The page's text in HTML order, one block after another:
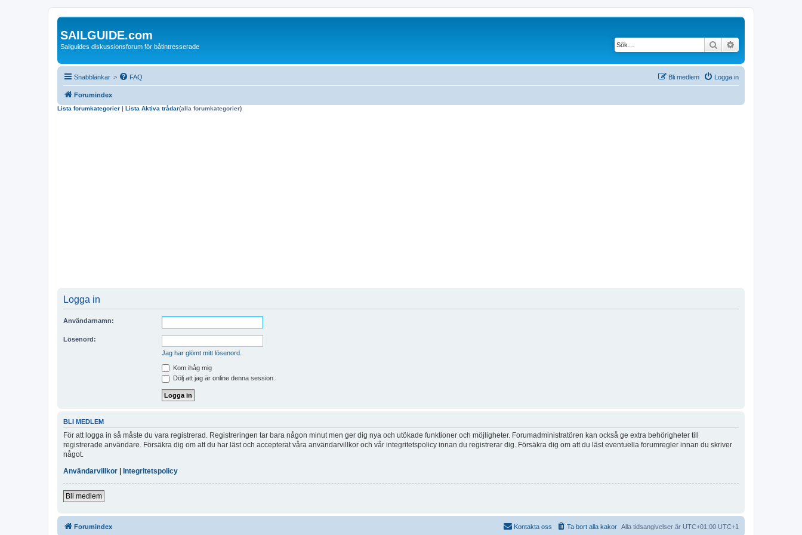
SAILGUIDE.com
Sailguides diskussionsforum för båtintresserade Sök
Snabblänkar > FAQ Logga in
Bli medlem
Forumindex
Lista forumkategorier | Lista Aktiva trådar(alla forumkategorier)
Logga in
Användarnamn:
Lösenord:
Jag har glömt mitt lösenord.
Kom ihåg mig
Dölj att jag är online denna session.
BLI MEDLEM
För att logga in så måste du vara registrerad. Registreringen tar bara någon minut men ger dig nya och utökade funktioner och möjligheter. Forumadministratören kan också ge extra behörigheter till
registrerade användare. Försäkra dig om att du har läst och accepterat våra användarvillkor och vår integritetspolicy innan du registrerar dig. Försäkra dig om att du läst eventuella forumregler innan du skriver
något.
Användarvillkor
Integritetspolicy
Bli medlem
Forumindex Alla tidsangivelser är UTC+01:00 UTC+1
Ta bort alla kakor
Kontakta oss